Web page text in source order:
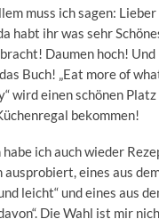
muss ich sagen:
habt ihr was sehr
Daumen hoch! Und
Buch! „Eat more of
wird einen schönen Platz
bekommen!
ich auch wieder
ausprobiert, eines aus
leicht“ und eines aus
Die Wahl ist mir